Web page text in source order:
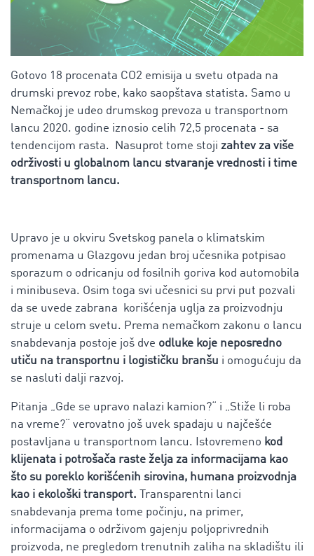
Gotovo 18 procenata CO2 emisija u svetu otpada na
drumski prevoz robe, kako saopštava statista. Samo u
Nemačkoj je udeo drumskog prevoza u transportnom
lancu 2020. godine iznosio celih 72,5 procenata - sa
tendencijom rasta. Nasuprot tome stoji zahtev za više
održivosti u globalnom lancu stvaranje vrednosti i time
transportnom lancu.
Upravo je u okviru Svetskog panela o klimatskim
promenama u Glazgovu jedan broj učesnika potpisao
sporazum o odricanju od fosilnih goriva kod automobila
i minibuseva. Osim toga svi učesnici su prvi put pozvali
da se uvede zabrana korišćenja uglja za proizvodnju
struje u celom svetu. Prema nemačkom zakonu o lancu
snabdevanja postoje još dve odluke koje neposredno
utiču na transportnu i logističku branšu i omogućuju da
se nasluti dalji razvoj.
Pitanja „Gde se upravo nalazi kamion?“ i „Stiže li roba
na vreme?“ verovatno još uvek spadaju u najčešće
postavljana u transportnom lancu. Istovremeno kod
klijenata i potrošača raste želja za informacijama kao
što su poreklo korišćenih sirovina, humana proizvodnja
kao i ekološki transport. Transparentni lanci
snabdevanja prema tome počinju, na primer,
informacijama o održivom gajenju poljoprivrednih
proizvoda, ne pregledom trenutnih zaliha na skladištu ili